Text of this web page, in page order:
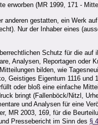
erworben (MR 1999, 171 -
anderen gestatten, ein Werk
Nur der Inhaber eines
Schutz für die
Analysen, Reportagen oder
bilden, wie
Geistiges Eigentum 1116 und
oder bloß eine einfache
bringt (Fallenböck/Nitzl,
und Analysen für eine
MR 2003, 169, für die
Pressebericht im Sinn des §